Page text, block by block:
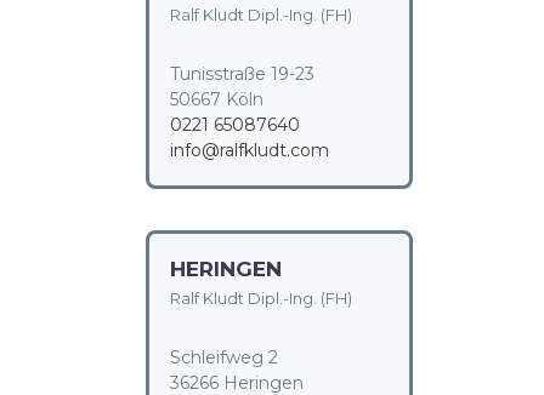
Ralf Kludt Dipl.-Ing. (FH)
Tunisstraße 19-23
50667 Köln
0221 65087640
info@ralfkludt.com
HERINGEN
Ralf Kludt Dipl.-Ing. (FH)
Schleifweg 2
36266 Heringen